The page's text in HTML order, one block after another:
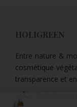
HOLIGREEN
Entre nature &
cosmétique
transparence et